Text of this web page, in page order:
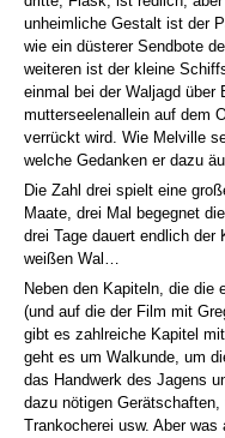
unheimliche Gestalt ist der
wie ein düsterer Sendbote
weiteren ist der kleine
einmal bei der Waljagd über
mutterseelenallein auf dem
verrückt wird. Wie Melville
welche Gedanken er dazu
Die Zahl drei spielt eine
Maate, drei Mal begegnet
drei Tage dauert endlich
weißen Wal…
Neben den Kapiteln, die die
(und auf die der Film mit
gibt es zahlreiche Kapitel
geht es um Walkunde, um
das Handwerk des Jagens
dazu nötigen
Trankocherei usw. Aber